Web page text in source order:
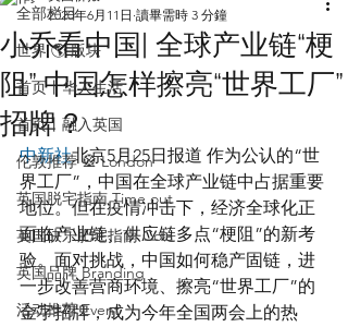
全部栏目
世界 🌎 版块
首页丨华人生活
首页丨融入英国
伦敦推荐 🎡 London
英国脱宅指南 Time out
英国快乐肥宅指南 Cola
英国品牌 Branding
活动推荐 Event
小乔看中国| 全球产业链“梗
阻” 中国怎样擦亮“世界工厂”
招牌？
2020年6月11日 讀畢需時 3 分鐘
中新社北京5月25日报道 作为公认的“世
界工厂”，中国在全球产业链中占据重要
地位。但在疫情冲击下，经济全球化正
面临产业链、供应链多点“梗阻”的新考
验。面对挑战，中国如何稳产固链，进
一步改善营商环境、擦亮“世界工厂”的
金字招牌，成为今年全国两会上的热